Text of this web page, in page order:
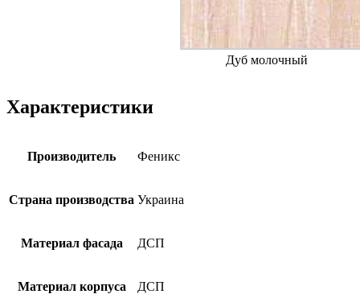
Дуб молочный
Характеристики
Производитель Феникс
Страна производства Украина
Материал фасада ДСП
Материал корпуса ДСП